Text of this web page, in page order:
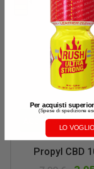
AGGIUNGI AL
Propyl CBD
Per acquisti
(Spese di spedizione
LO VOGLIO